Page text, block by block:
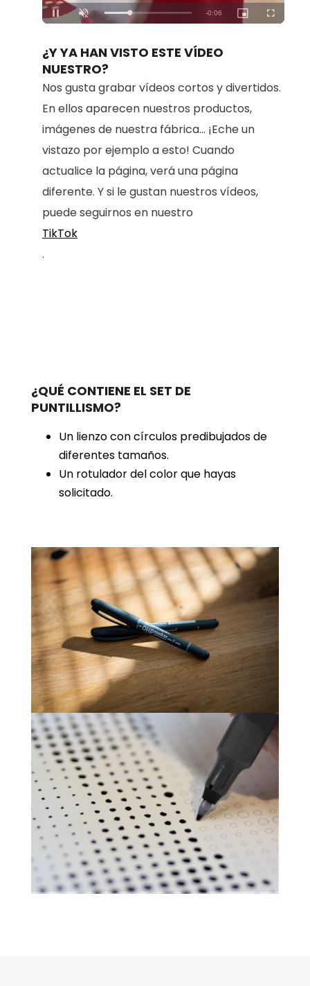
Unmute Loaded:
100.00%
¿Y YA HAN VISTO ESTE VÍDEO
NUESTRO?
Nos gusta grabar vídeos cortos y divertidos.
En ellos aparecen nuestros productos,
imágenes de nuestra fábrica... ¡Eche un
vistazo por ejemplo a esto! Cuando
actualice la página, verá una página
diferente. Y si le gustan nuestros vídeos,
puede seguirnos en nuestro
TikTok
.
¿QUÉ CONTIENE EL SET DE
PUNTILLISMO?
Un lienzo con círculos predibujados de
diferentes tamaños.
Un rotulador del color que hayas
solicitado.